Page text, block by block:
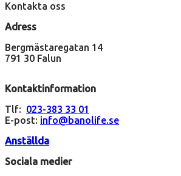
Kontakta oss
Adress
Bergmästaregatan 14
791 30 Falun
Kontaktinformation
Tlf: 023-383 33 01
E-post: info@banolife.se
Anställda
Sociala medier